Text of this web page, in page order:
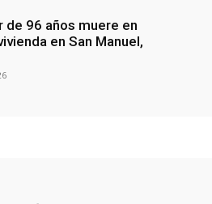
de 96 años muere en
en San Manuel,